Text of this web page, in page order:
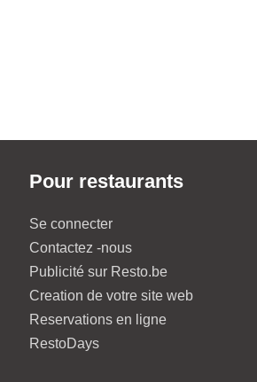
Pour restaurants
Se connecter
Contactez -nous
Publicité sur Resto.be
Creation de votre site web
Reservations en ligne
RestoDays